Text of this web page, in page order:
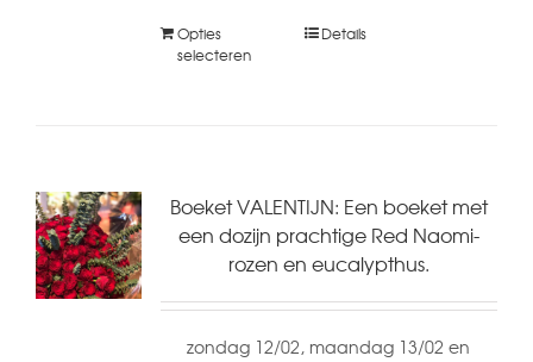
Opties
selecteren
Details
Boeket VALENTIJN: Een boeket met
een dozijn prachtige Red Naomi-
rozen en eucalypthus.
zondag 12/02, maandag 13/02 en